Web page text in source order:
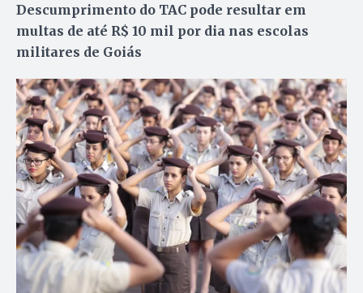
Descumprimento do TAC pode resultar em
multas de até R$ 10 mil por dia nas escolas
militares de Goiás